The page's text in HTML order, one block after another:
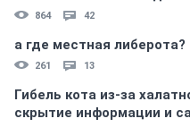
864 42
а где местная либерота?
261 13
Гибель кота из-за
скрытиe информации и